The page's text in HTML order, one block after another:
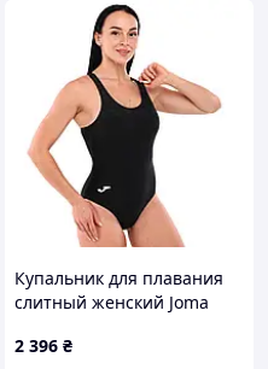
Купальник для плавания
слитный женский Joma
XL черный
2 396 ₴